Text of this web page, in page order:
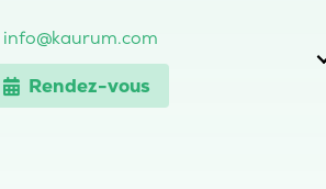
info@kaurum.com
Rendez-vous